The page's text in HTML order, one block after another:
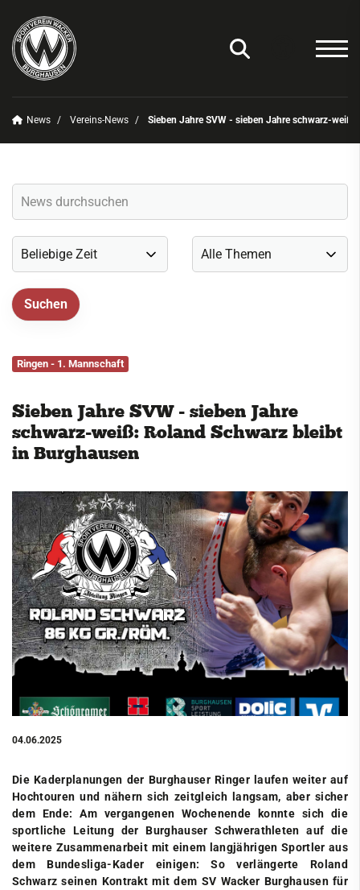
News Vereins-News Sieben Jahre SVW - sieben Jahre schwarz-
Ringen - 1. Mannschaft
Sieben Jahre SVW - sieben Jahre
schwarz-weiß: Roland Schwarz bleibt
in Burghausen
04.06.2025
Die Kaderplanungen der Burghauser Ringer laufen weiter auf
Hochtouren und nähern sich zeitgleich langsam, aber sicher
dem Ende: Am vergangenen Wochenende konnte sich die
sportliche Leitung der Burghauser Schwerathleten auf die
weitere Zusammenarbeit mit einem langjährigen Sportler aus
dem Bundesliga-Kader einigen: So verlängerte Roland
Schwarz seinen Kontrakt mit dem SV Wacker Burghausen für
Vereins-News
Vereins-App/Vereinszeitung
Onlineshop
Sportdeutschland-News
Kontakt